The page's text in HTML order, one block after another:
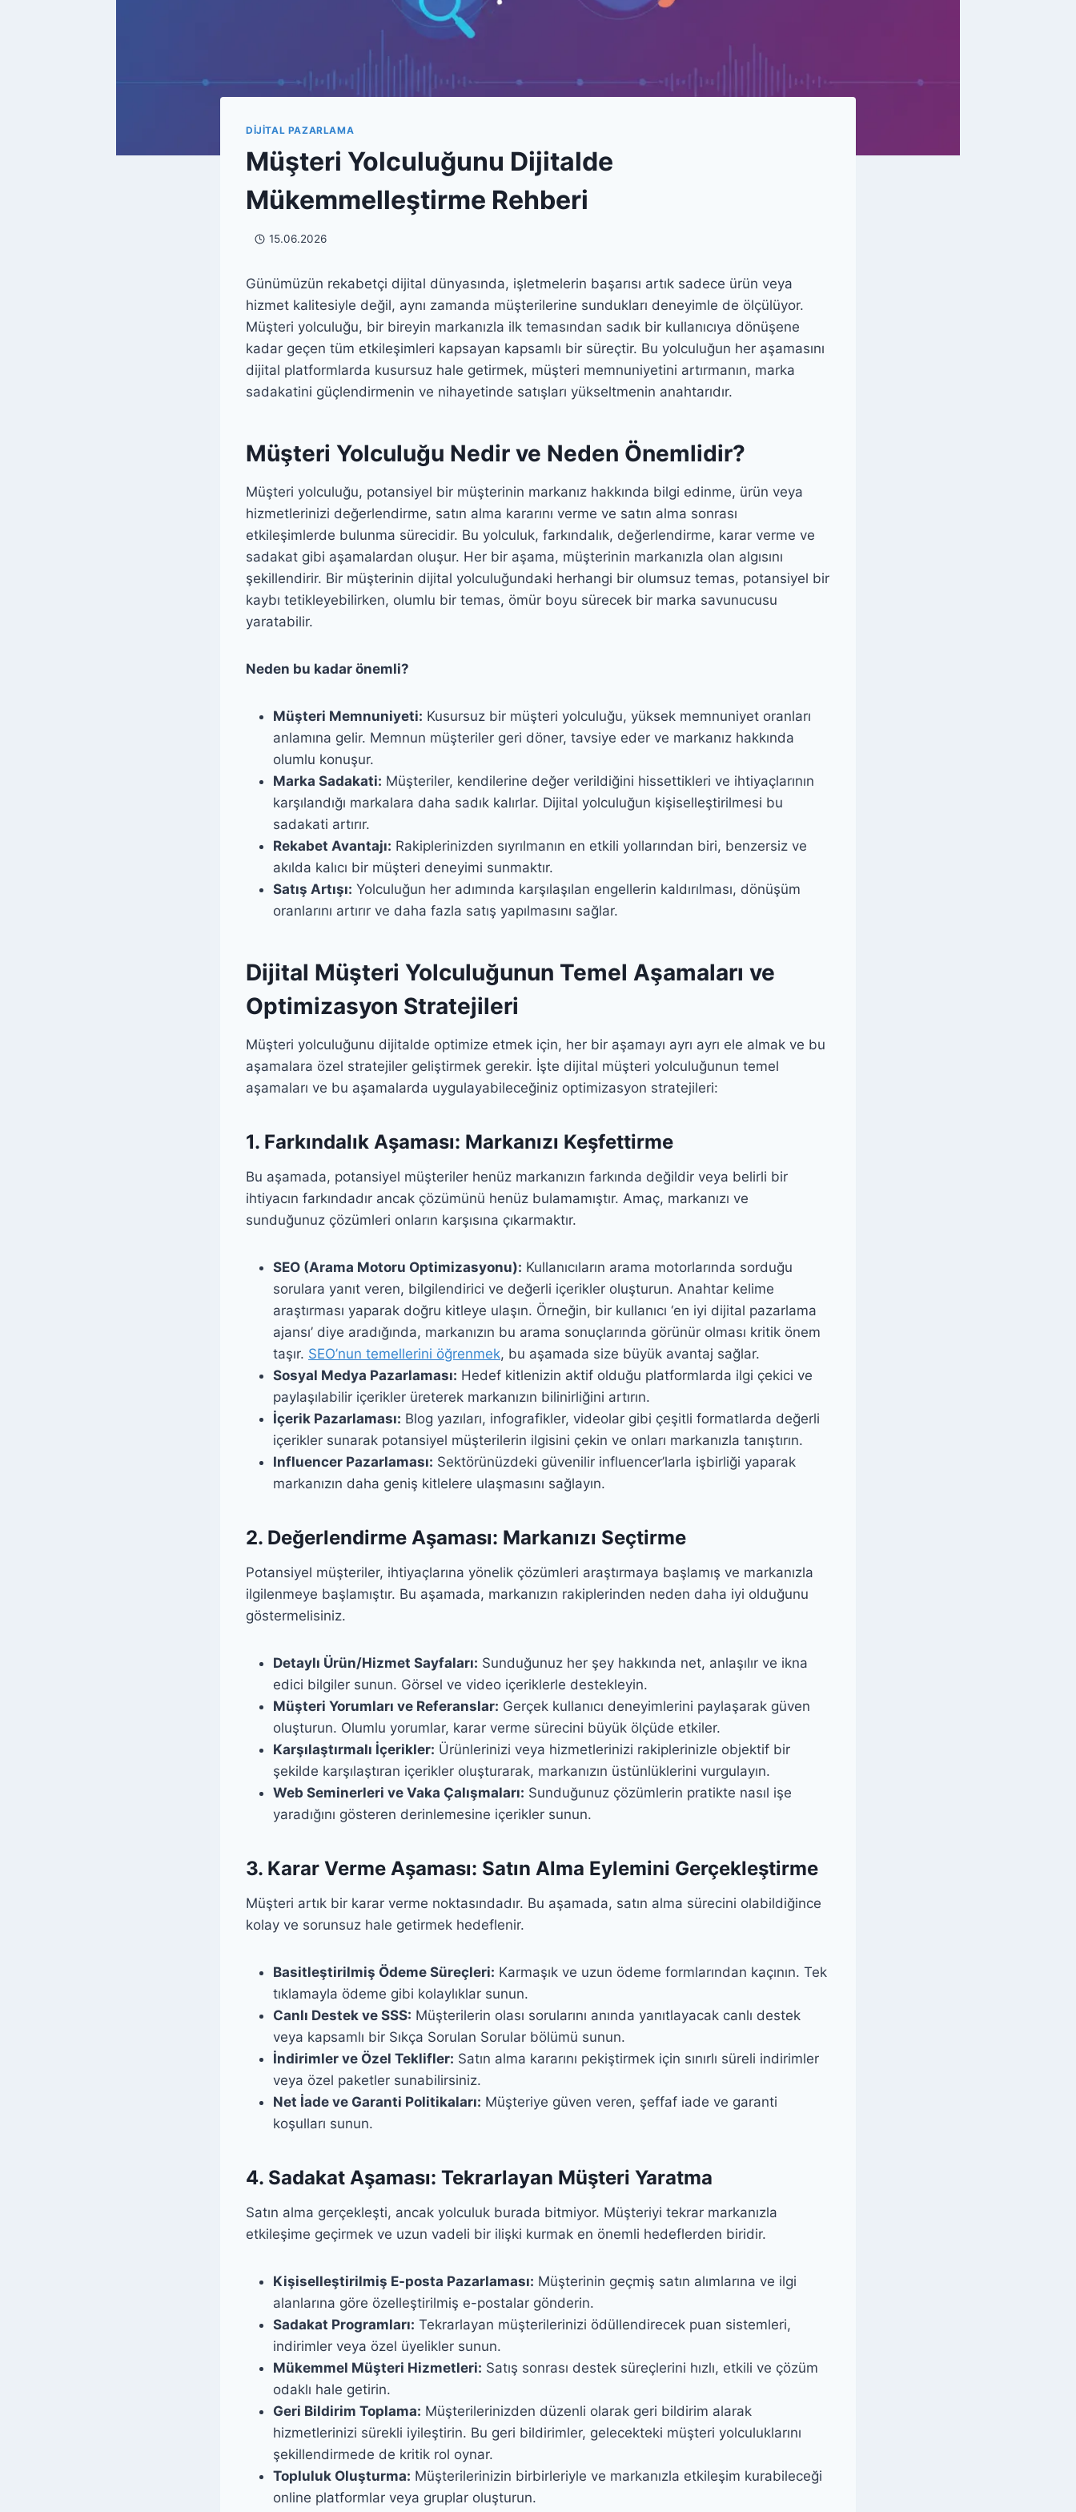
DIJITAL PAZARLAMA
Müşteri Yolculuğunu Dijitalde
Mükemmelleştirme Rehberi
15.06.2026
Günümüzün rekabetçi dijital dünyasında, işletmelerin başarısı artık sadece ürün veya
hizmet kalitesiyle değil, aynı zamanda müşterilerine sundukları deneyimle de ölçülüyor.
Müşteri yolculuğu, bir bireyin markanızla ilk temasından sadık bir kullanıcıya dönüşene
kadar geçen tüm etkileşimleri kapsayan kapsamlı bir süreçtir. Bu yolculuğun her aşamasını
dijital platformlarda kusursuz hale getirmek, müşteri memnuniyetini artırmanın, marka
sadakatini güçlendirmenin ve nihayetinde satışları yükseltmenin anahtarıdır.
Müşteri Yolculuğu Nedir ve Neden Önemlidir?
Müşteri yolculuğu, potansiyel bir müşterinin markanız hakkında bilgi edinme, ürün veya
hizmetlerinizi değerlendirme, satın alma kararını verme ve satın alma sonrası
etkileşimlerde bulunma sürecidir. Bu yolculuk, farkındalık, değerlendirme, karar verme ve
sadakat gibi aşamalardan oluşur. Her bir aşama, müşterinin markanızla olan algısını
şekillendirir. Bir müşterinin dijital yolculuğundaki herhangi bir olumsuz temas, potansiyel bir
kaybı tetikleyebilirken, olumlu bir temas, ömür boyu sürecek bir marka savunucusu
yaratabilir.
Neden bu kadar önemli?
Müşteri Memnuniyeti: Kusursuz bir müşteri yolculuğu, yüksek memnuniyet oranları
anlamına gelir. Memnun müşteriler geri döner, tavsiye eder ve markanız hakkında
olumlu konuşur.
Marka Sadakati: Müşteriler, kendilerine değer verildiğini hissettikleri ve ihtiyaçlarının
karşılandığı markalara daha sadık kalırlar. Dijital yolculuğun kişiselleştirilmesi bu
sadakati artırır.
Rekabet Avantajı: Rakiplerinizden sıyrılmanın en etkili yollarından biri, benzersiz ve
akılda kalıcı bir müşteri deneyimi sunmaktır.
Satış Artışı: Yolculuğun her adımında karşılaşılan engellerin kaldırılması, dönüşüm
oranlarını artırır ve daha fazla satış yapılmasını sağlar.
Dijital Müşteri Yolculuğunun Temel Aşamaları ve
Optimizasyon Stratejileri
Müşteri yolculuğunu dijitalde optimize etmek için, her bir aşamayı ayrı ayrı ele almak ve bu
aşamalara özel stratejiler geliştirmek gerekir. İşte dijital müşteri yolculuğunun temel
aşamaları ve bu aşamalarda uygulayabileceğiniz optimizasyon stratejileri:
1. Farkındalık Aşaması: Markanızı Keşfettirme
Bu aşamada, potansiyel müşteriler henüz markanızın farkında değildir veya belirli bir
ihtiyacın farkındadır ancak çözümünü henüz bulamamıştır. Amaç, markanızı ve
sunduğunuz çözümleri onların karşısına çıkarmaktır.
SEO (Arama Motoru Optimizasyonu): Kullanıcıların arama motorlarında sorduğu
sorulara yanıt veren, bilgilendirici ve değerli içerikler oluşturun. Anahtar kelime
araştırması yaparak doğru kitleye ulaşın. Örneğin, bir kullanıcı ‘en iyi dijital pazarlama
ajansı’ diye aradığında, markanızın bu arama sonuçlarında görünür olması kritik önem
taşır. SEO’nun temellerini öğrenmek, bu aşamada size büyük avantaj sağlar.
Sosyal Medya Pazarlaması: Hedef kitlenizin aktif olduğu platformlarda ilgi çekici ve
paylaşılabilir içerikler üreterek markanızın bilinirliğini artırın.
İçerik Pazarlaması: Blog yazıları, infografikler, videolar gibi çeşitli formatlarda değerli
içerikler sunarak potansiyel müşterilerin ilgisini çekin ve onları markanızla tanıştırın.
Influencer Pazarlaması: Sektörünüzdeki güvenilir influencer’larla işbirliği yaparak
markanızın daha geniş kitlelere ulaşmasını sağlayın.
2. Değerlendirme Aşaması: Markanızı Seçtirme
Potansiyel müşteriler, ihtiyaçlarına yönelik çözümleri araştırmaya başlamış ve markanızla
ilgilenmeye başlamıştır. Bu aşamada, markanızın rakiplerinden neden daha iyi olduğunu
göstermelisiniz.
Detaylı Ürün/Hizmet Sayfaları: Sunduğunuz her şey hakkında net, anlaşılır ve ikna
edici bilgiler sunun. Görsel ve video içeriklerle destekleyin.
Müşteri Yorumları ve Referanslar: Gerçek kullanıcı deneyimlerini paylaşarak güven
oluşturun. Olumlu yorumlar, karar verme sürecini büyük ölçüde etkiler.
Karşılaştırmalı İçerikler: Ürünlerinizi veya hizmetlerinizi rakiplerinizle objektif bir
şekilde karşılaştıran içerikler oluşturarak, markanızın üstünlüklerini vurgulayın.
Web Seminerleri ve Vaka Çalışmaları: Sunduğunuz çözümlerin pratikte nasıl işe
yaradığını gösteren derinlemesine içerikler sunun.
3. Karar Verme Aşaması: Satın Alma Eylemini Gerçekleştirme
Müşteri artık bir karar verme noktasındadır. Bu aşamada, satın alma sürecini olabildiğince
kolay ve sorunsuz hale getirmek hedeflenir.
Basitleştirilmiş Ödeme Süreçleri: Karmaşık ve uzun ödeme formlarından kaçının. Tek
tıklamayla ödeme gibi kolaylıklar sunun.
Canlı Destek ve SSS: Müşterilerin olası sorularını anında yanıtlayacak canlı destek
veya kapsamlı bir Sıkça Sorulan Sorular bölümü sunun.
İndirimler ve Özel Teklifler: Satın alma kararını pekiştirmek için sınırlı süreli indirimler
veya özel paketler sunabilirsiniz.
Net İade ve Garanti Politikaları: Müşteriye güven veren, şeffaf iade ve garanti
koşulları sunun.
4. Sadakat Aşaması: Tekrarlayan Müşteri Yaratma
Satın alma gerçekleşti, ancak yolculuk burada bitmiyor. Müşteriyi tekrar markanızla
etkileşime geçirmek ve uzun vadeli bir ilişki kurmak en önemli hedeflerden biridir.
Kişiselleştirilmiş E-posta Pazarlaması: Müşterinin geçmiş satın alımlarına ve ilgi
alanlarına göre özelleştirilmiş e-postalar gönderin.
Sadakat Programları: Tekrarlayan müşterilerinizi ödüllendirecek puan sistemleri,
indirimler veya özel üyelikler sunun.
Mükemmel Müşteri Hizmetleri: Satış sonrası destek süreçlerini hızlı, etkili ve çözüm
odaklı hale getirin.
Geri Bildirim Toplama: Müşterilerinizden düzenli olarak geri bildirim alarak
hizmetlerinizi sürekli iyileştirin. Bu geri bildirimler, gelecekteki müşteri yolculuklarını
şekillendirmede de kritik rol oynar.
Topluluk Oluşturma: Müşterilerinizin birbirleriyle ve markanızla etkileşim kurabileceği
online platformlar veya gruplar oluşturun.